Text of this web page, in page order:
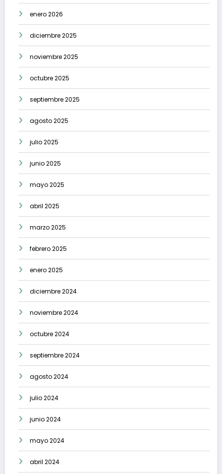
enero 2026
diciembre 2025
noviembre 2025
octubre 2025
septiembre 2025
agosto 2025
julio 2025
junio 2025
mayo 2025
abril 2025
marzo 2025
febrero 2025
enero 2025
diciembre 2024
noviembre 2024
octubre 2024
septiembre 2024
agosto 2024
julio 2024
junio 2024
mayo 2024
abril 2024